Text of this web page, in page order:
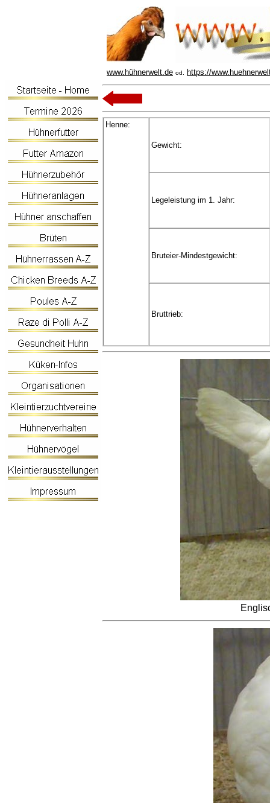
www.hühnerwelt.de od. https://
Henne:
Gewicht:
Legeleistung im 1. Jahr:
Bruteier-Mindestgewicht:
Bruttrieb: